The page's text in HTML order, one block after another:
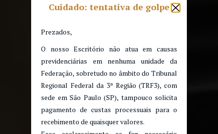
Cuidado: tentativa de golpe
Prezados,
O nosso Escritório não atua em causas
previdenciárias em nenhuma unidade da
Federação, sobretudo no âmbito do Tribunal
Regional Federal da 3ª Região (TRF3), com
sede em São Paulo (SP), tampouco solicita
pagamento de custas processuais para o
recebimento de quaisquer valores.